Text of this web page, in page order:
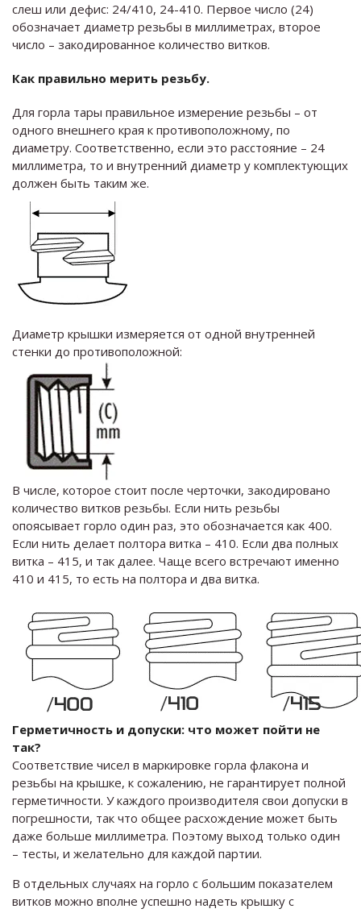
слеш или дефис: 24/410, 24-410. Первое число (24)
обозначает диаметр резьбы в миллиметрах, второе
число – закодированное количество витков.
Как правильно мерить резьбу.
Для горла тары правильное измерение резьбы – от
одного внешнего края к противоположному, по
диаметру. Соответственно, если это расстояние – 24
миллиметра, то и внутренний диаметр у комплектующих
должен быть таким же.
Диаметр крышки измеряется от одной внутренней
стенки до противоположной:
В числе, которое стоит после черточки, закодировано
количество витков резьбы. Если нить резьбы
опоясывает горло один раз, это обозначается как 400.
Если нить делает полтора витка – 410. Если два полных
витка – 415, и так далее. Чаще всего встречают именно
410 и 415, то есть на полтора и два витка.
Герметичность и допуски: что может пойти не
так?
Соответствие чисел в маркировке горла флакона и
резьбы на крышке, к сожалению, не гарантирует полной
герметичности. У каждого производителя свои допуски в
погрешности, так что общее расхождение может быть
даже больше миллиметра. Поэтому выход только один
– тесты, и желательно для каждой партии.
В отдельных случаях на горло с большим показателем
витков можно вполне успешно надеть крышку с